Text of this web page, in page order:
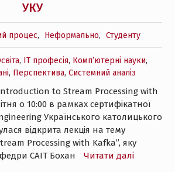
УКУ
процес, Неформально, Студенту
, ІТ професія, Комп’ютерні науки,
, Перспектива,Системний аналіз
to Stream Processing with
о 10:00 в рамках сертифікатної
Українського католицького
відкрита лекція на тему
Processing with Kafka”, яку
САІТ Бохан
Читати далі